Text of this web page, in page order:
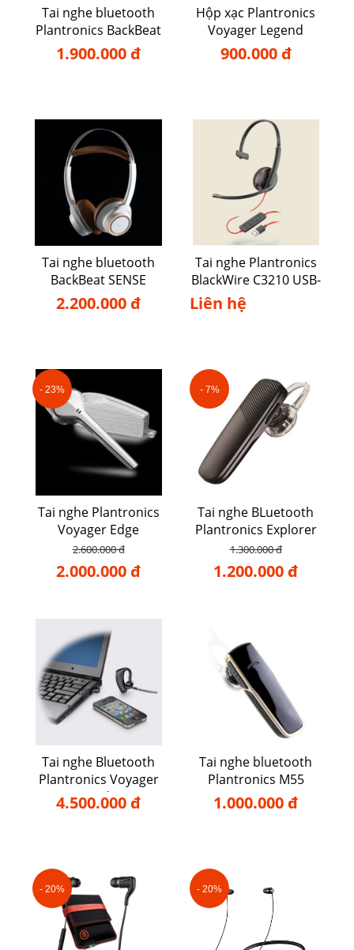
Tai nghe bluetooth
Plantronics BackBeat
FIT 350
1.900.000 đ
Hộp xạc Plantronics
Voyager Legend
900.000 đ
Tai nghe bluetooth
BackBeat SENSE
2.200.000 đ
Tai nghe Plantronics
BlackWire C3210 USB-
Liên hệ
- 23%
Tai nghe Plantronics
Voyager Edge
2.600.000 đ
2.000.000 đ
- 7%
Tai nghe BLuetooth
Plantronics Explorer
500
1.300.000 đ
1.200.000 đ
Tai nghe Bluetooth
Plantronics Voyager
Legend UC
4.500.000 đ
Tai nghe bluetooth
Plantronics M55
1.000.000 đ
- 20% - 20%